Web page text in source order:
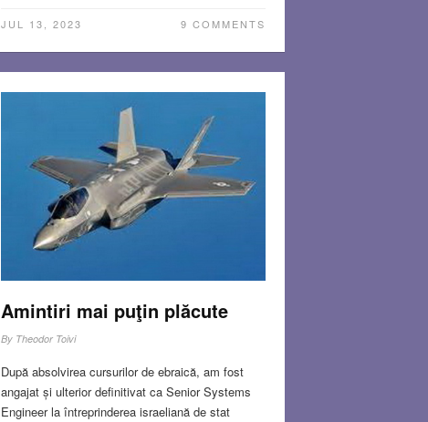
JUL 13, 2023 9 COMMENTS
Amintiri mai puţin plăcute
By Theodor Toivi
După absolvirea cursurilor de ebraică, am fost
angajat și ulterior definitivat ca Senior Systems
Engineer la întreprinderea israeliană de stat